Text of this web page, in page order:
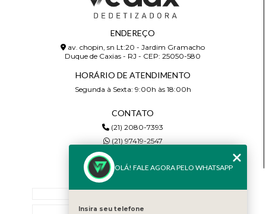
ENDEREÇO
av. chopin, sn Lt:20 - Jardim Gramacho
Duque de Caxias - RJ - CEP: 25050-580
HORÁRIO DE ATENDIMENTO
Segunda à Sexta: 9:00h às 18:00h
CONTATO
(21) 2080-7393
(21) 97419-2547
wedax.comercial@gmail.com
Empresa
OLÁ! FALE AGORA PELO WHATSAPP
Insira seu telefone